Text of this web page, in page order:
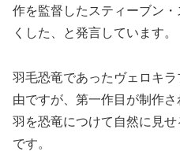
作を監督したスティーブン
くした、と発言しています。
羽毛恐竜であったヴェロキ
由ですが、第一作目が制作
羽を恐竜につけて自然に見
です。